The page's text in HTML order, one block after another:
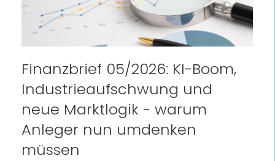
Finanzbrief 05/2026: KI-Boom,
Industrieaufschwung und
neue Marktlogik - warum
Anleger nun umdenken
müssen